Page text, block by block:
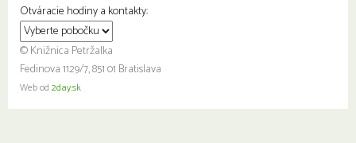
Otváracie hodiny a kontakty:
© Knižnica Petržalka
Fedinova 1129/7, 851 01 Bratislava
Web od 2day.sk